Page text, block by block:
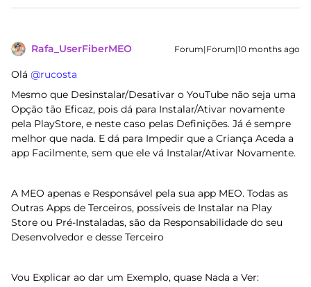
Rafa_UserFiberMEO Forum|Forum|10 months ago
Olá ​ @rucosta
Mesmo que Desinstalar/Desativar o YouTube não seja uma
Opção tão Eficaz, pois dá para Instalar/Ativar novamente
pela PlayStore, e neste caso pelas Definições. Já é sempre
melhor que nada. E dá para Impedir que a Criança Aceda a
app Facilmente, sem que ele vá Instalar/Ativar Novamente.
A MEO apenas e Responsável pela sua app MEO. Todas as
Outras Apps de Terceiros, possíveis de Instalar na Play
Store ou Pré-Instaladas, são da Responsabilidade do seu
Desenvolvedor e desse Terceiro
Vou Explicar ao dar um Exemplo, quase Nada a Ver: